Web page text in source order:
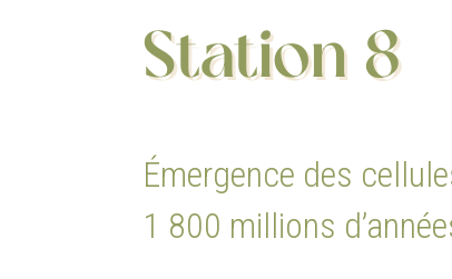
Station 8
Émergence des
1 800 millions